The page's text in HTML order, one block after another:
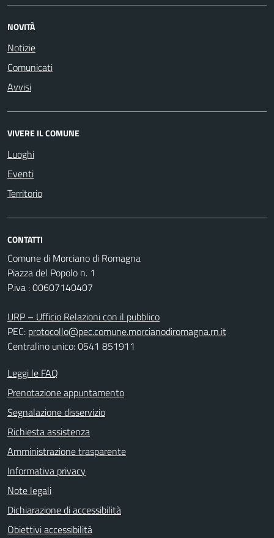
NOVITÀ
Notizie
Comunicati
Avvisi
VIVERE IL COMUNE
Luoghi
Eventi
Territorio
CONTATTI
Comune di Morciano di Romagna
Piazza del Popolo n. 1
P.iva : 00607140407
URP – Ufficio Relazioni con il pubblico
PEC: protocollo@pec.comune.morcianodiromagna.rn.it
Centralino unico: 0541 851911
Leggi le FAQ
Prenotazione appuntamento
Segnalazione disservizio
Richiesta assistenza
Amministrazione trasparente
Informativa privacy
Note legali
Dichiarazione di accessibilità
Obiettivi accessibilità